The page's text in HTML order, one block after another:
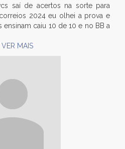
saí de acertos na sorte para
2024 eu olhei a prova e
caiu 10 de 10 e no BB a
MAIS